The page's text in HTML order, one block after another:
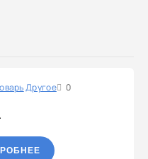
Другое 0